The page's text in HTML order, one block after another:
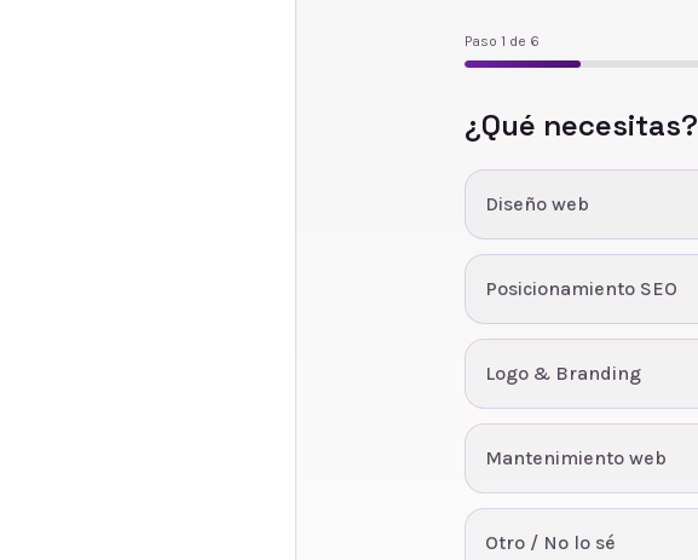
Paso 1 de 6
¿Qué necesitas?
Diseño web
Posicionamiento SEO
Logo & Branding
Mantenimiento web
Otro / No lo sé